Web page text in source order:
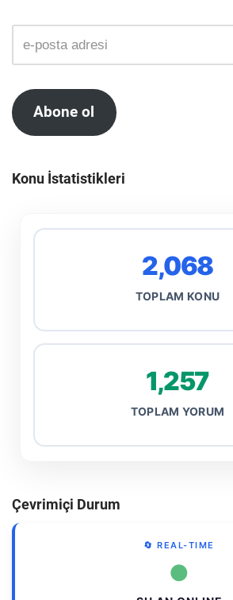
Abone ol
Konu İstatistikleri
2,068
TOPLAM KONU
1,257
TOPLAM YORUM
Çevrimiçi Durum
🔄 REAL-TIME
●